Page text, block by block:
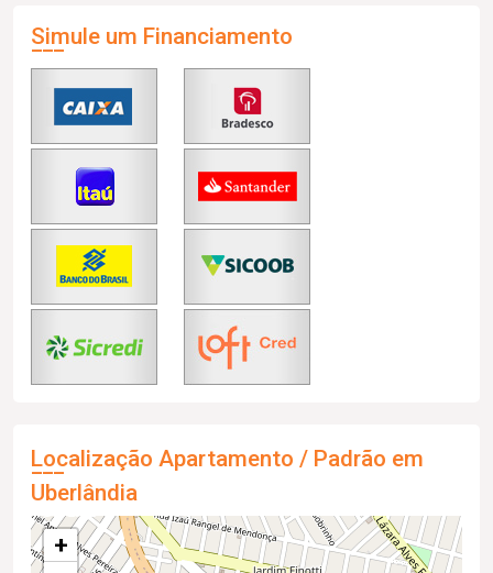
Simule um Financiamento
Localização Apartamento / Padrão em
Uberlândia
+